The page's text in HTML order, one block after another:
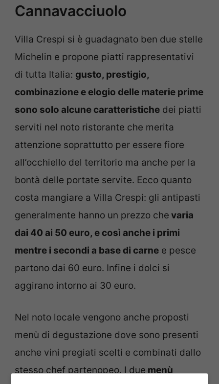
Cannavacciuolo
Villa Crespi si è guadagnato ben due stelle
Michelin e propone piatti rappresentativi
di tutta Italia: gusto, prestigio,
combinazione e elogio delle materie prime
sono solo alcune caratteristiche dei piatti
serviti nel noto ristorante che merita
attenzione soprattutto per essere fiore
all’occhiello del territorio ma anche per la
bontà delle portate servite. Ecco quanto
costa mangiare a Villa Crespi: gli antipasti
generalmente hanno un prezzo che varia
dai 40 ai 50 euro, e così anche i primi
mentre i secondi a base di carne e pesce
partono dai 60 euro. Infine i dolci si
aggirano intorno ai 30 euro.
Nel noto locale vengono anche proposti
menù di degustazione dove sono presenti
anche vini pregiati scelti e combinati dallo
stesso chef partenopeo. I due menù